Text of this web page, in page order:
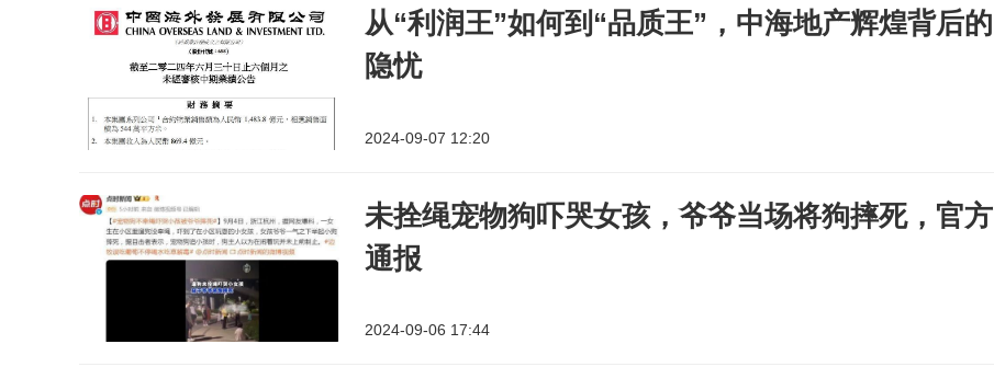
从“利润王”如何到“品质王”，中海地产辉煌背后的
隐忧
2024-09-07 12:20
未拴绳宠物狗吓哭女孩，爷爷当场将狗摔死，官方
通报
2024-09-06 17:44